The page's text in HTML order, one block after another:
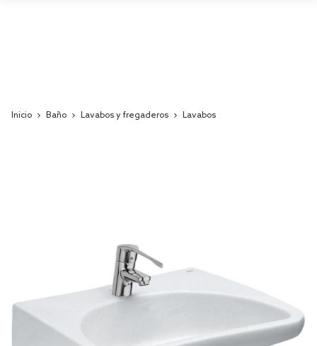
Inicio Baño Lavabos y fregaderos Lavabos